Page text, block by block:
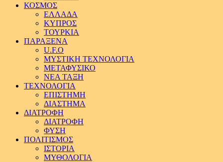
ΚΟΣΜΟΣ
ΕΛΛΑΔΑ
ΚΥΠΡΟΣ
ΤΟΥΡΚΙΑ
ΠΑΡΑΞΕΝΑ
U.F.O
ΜΥΣΤΙΚΗ ΤΕΧΝΟΛΟΓΙΑ
ΜΕΤΑΦΥΣΙΚΟ
ΝΕΑ ΤΑΞΗ
ΤΕΧΝΟΛΟΓΙΑ
ΕΠΙΣΤΗΜΗ
ΔΙΑΣΤΗΜΑ
ΔΙΑΤΡΟΦΗ
ΔΙΑΤΡΟΦΗ
ΦΥΣΗ
ΠΟΛΙΤΙΣΜΟΣ
ΙΣΤΟΡΙΑ
ΜΥΘΟΛΟΓΙΑ